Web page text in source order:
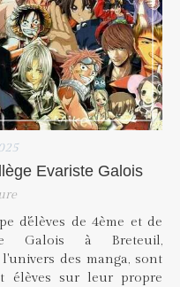
Evariste Galois
d'élèves de 4ème et de
Galois à Breteuil,
des manga, sont
élèves sur leur propre